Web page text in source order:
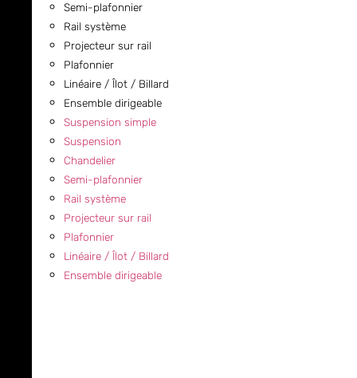
Semi-plafonnier
Rail système
Projecteur sur rail
Plafonnier
Linéaire / Îlot / Billard
Ensemble dirigeable
Suspension simple
Suspension
Chandelier
Semi-plafonnier
Rail système
Projecteur sur rail
Plafonnier
Linéaire / Îlot / Billard
Ensemble dirigeable